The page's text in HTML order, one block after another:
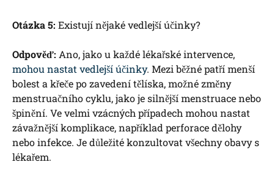
Otázka 5: Existují nějaké vedlejší účinky?
Odpověď: Ano, jako u každé lékařské intervence,
mohou nastat vedlejší účinky. Mezi běžné patří menší
bolest a křeče po zavedení tělíska, možné změny
menstruačního cyklu, jako je silnější menstruace nebo
špinění. Ve velmi vzácných případech mohou nastat
závažnější komplikace, například perforace dělohy
nebo infekce. Je důležité konzultovat všechny obavy s
lékařem.